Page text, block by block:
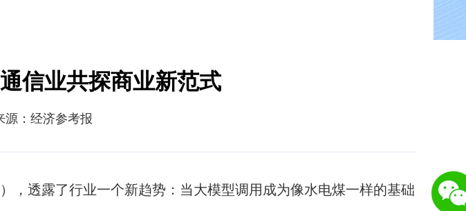
信业共探商业新范式
源：经济参考报
透露了行业一个新趋势：当大模型调用成为像水电煤一样的基础